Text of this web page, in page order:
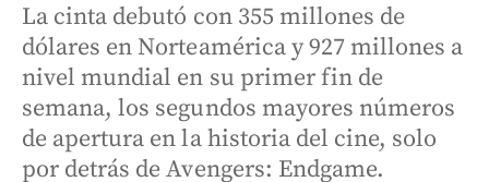
La cinta debutó con 355 millones de
dólares en Norteamérica y 927 millones a
nivel mundial en su primer fin de
semana, los segundos mayores números
de apertura en la historia del cine, solo
por detrás de Avengers: Endgame.